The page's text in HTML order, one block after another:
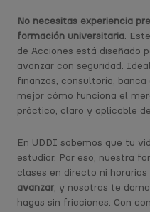
No necesitas experiencia
formación universitaria.
de Acciones está diseñado
avanzar con seguridad.
finanzas, consultoría,
mejor cómo funciona el
práctico, claro y aplicable
En UDDI sabemos que tu
estudiar. Por eso, nuestra
clases en directo ni horarios
avanzar, y nosotros te
hagas sin fricciones. Con